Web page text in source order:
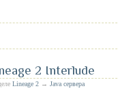
2 Interlude
Lineage 2 → Java сервера